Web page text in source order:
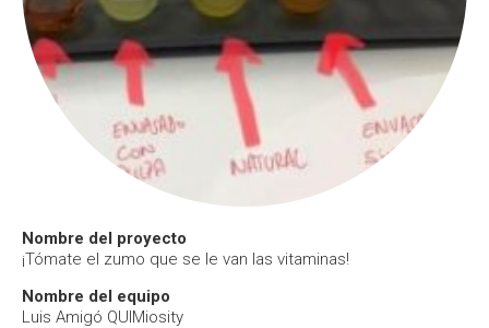
Nombre del proyecto
¡Tómate el zumo que se le van las vitaminas!
Nombre del equipo
Luis Amigó QUIMiosity